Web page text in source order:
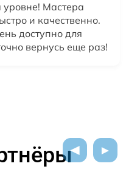
Мастера
и качественно.
доступно для
вернусь еще раз!